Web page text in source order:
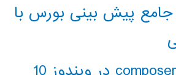
پیش بینی بورس با